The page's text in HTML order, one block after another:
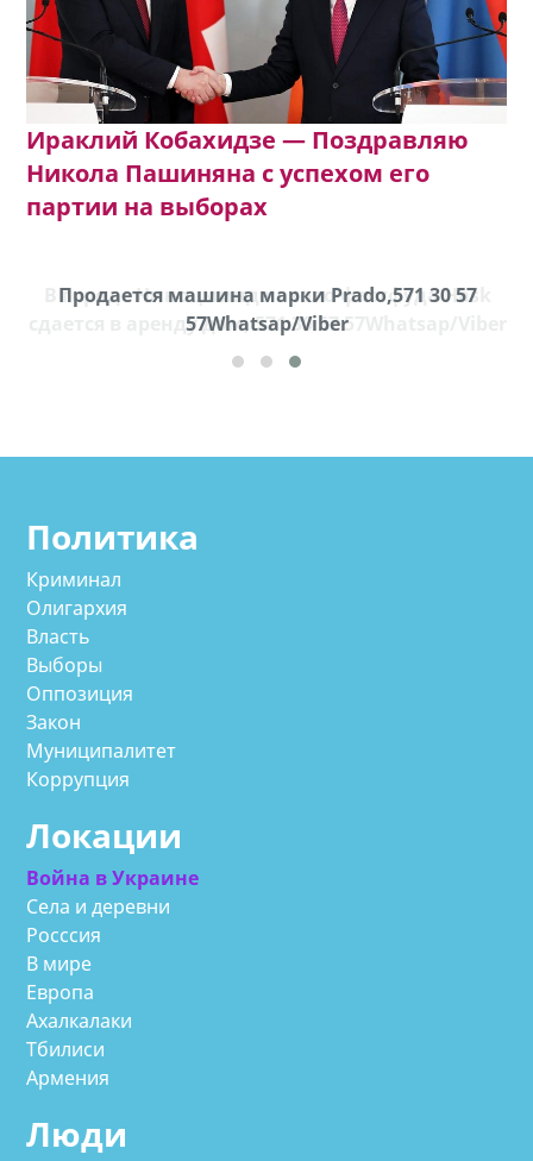
Ираклий Кобахидзе — Поздравляю
Никола Пашиняна с успехом его
партии на выборах
Продается машина марки Prado,571 30 57
57Whatsap/Viber
Политика
Криминал
Олигархия
Власть
Выборы
Оппозиция
Закон
Муниципалитет
Коррупция
Локации
Война в Украине
Села и деревни
Росссия
В мире
Европа
Ахалкалаки
Тбилиси
Армения
Люди